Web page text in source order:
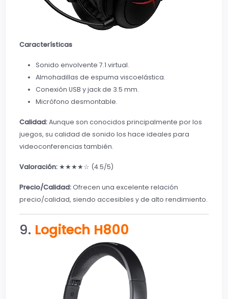
Características
Sonido envolvente 7.1 virtual.
Almohadillas de espuma viscoelástica.
Conexión USB y jack de 3.5 mm.
Micrófono desmontable.
Calidad:Aunque son conocidos principalmente por los
juegos, su calidad de sonido los hace ideales para
videoconferencias también.
Valoración: ★★★★☆ (4.5/5)
Precio/Calidad:Ofrecen una excelente relación
precio/calidad, siendo accesibles y de alto rendimiento.
9. Logitech H800